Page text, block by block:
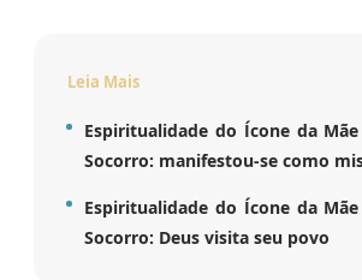
Leia Mais
Espiritualidade do Ícone da
Socorro: manifestou-se como
Espiritualidade do Ícone da
Socorro: Deus visita seu povo